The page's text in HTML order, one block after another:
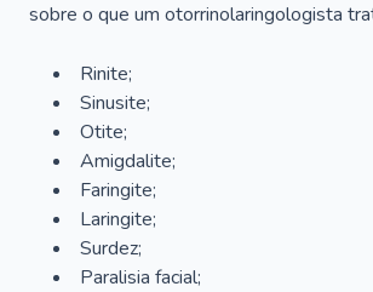
sobre o que um otorrinolaringologista
Rinite;
Sinusite;
Otite;
Amigdalite;
Faringite;
Laringite;
Surdez;
Paralisia facial;